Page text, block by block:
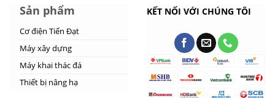
Sản phẩm
Cơ điện Tiến Đạt
Máy xây dựng
Máy khai thác đá
Thiết bị nâng hạ
KẾT NỐI VỚI CHÚNG TÔI